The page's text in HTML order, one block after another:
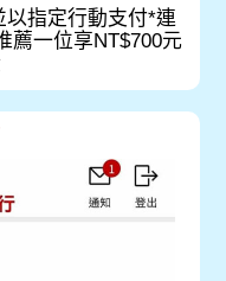
指定行動支付*連
薦一位享NT$700元